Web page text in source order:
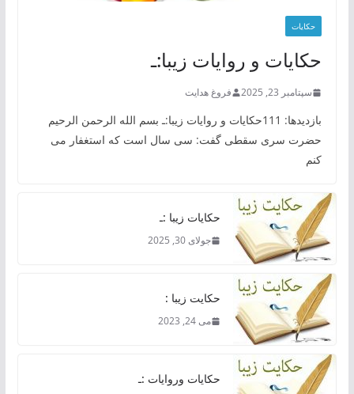
حکایات
حکایات و روایات زیبا:ـ
سپتامبر 23, 2025 فروغ هدایت
بازدیدها: 111حکایات و روایات زیبا:ـ بسم الله الرحمن الرحیم
حضرت سری سقطی گفت: سی سال است که استغفار می
کنم
حکایات زیبا :ـ
جولای 30, 2025
حکایت زیبا :
می 24, 2023
حکایات وروایات :ـ